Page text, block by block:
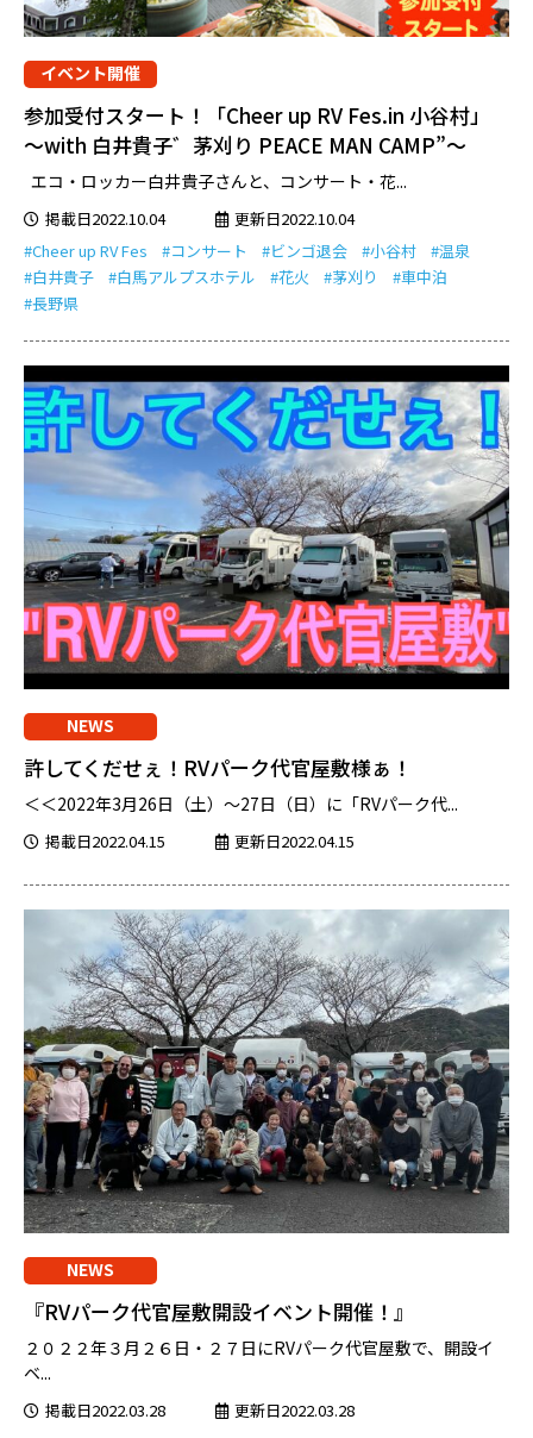
イベント開催
参加受付スタート！「Cheer up RV Fes.in 小谷村」
～with 白井貴子゛茅刈り PEACE MAN CAMP”～
エコ・ロッカー白井貴子さんと、コンサート・花...
掲載日2022.10.04
更新日2022.10.04
#Cheer up RV Fes
#コンサート #ビンゴ退会 #小谷村
#温泉
#白井貴子
#白馬アルプスホテル #花火 #茅刈り
#車中泊
#長野県
NEWS
許してくだせぇ！RVパーク代官屋敷様ぁ！
＜＜2022年3月26日（土）～27日（日）に「RVパーク代...
掲載日2022.04.15 更新日2022.04.15
NEWS
『RVパーク代官屋敷開設イベント開催！』
２０２２年３月２６日・２７日にRVパーク代官屋敷で、開設イ
ベ...
掲載日2022.03.28 更新日2022.03.28